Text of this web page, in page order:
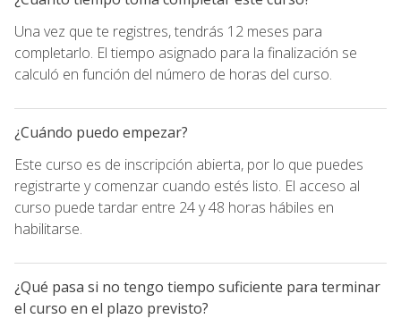
Una vez que te registres, tendrás 12 meses para
completarlo. El tiempo asignado para la finalización se
calculó en función del número de horas del curso.
¿Cuándo puedo empezar?
Este curso es de inscripción abierta, por lo que puedes
registrarte y comenzar cuando estés listo. El acceso al
curso puede tardar entre 24 y 48 horas hábiles en
habilitarse.
¿Qué pasa si no tengo tiempo suficiente para terminar
el curso en el plazo previsto?